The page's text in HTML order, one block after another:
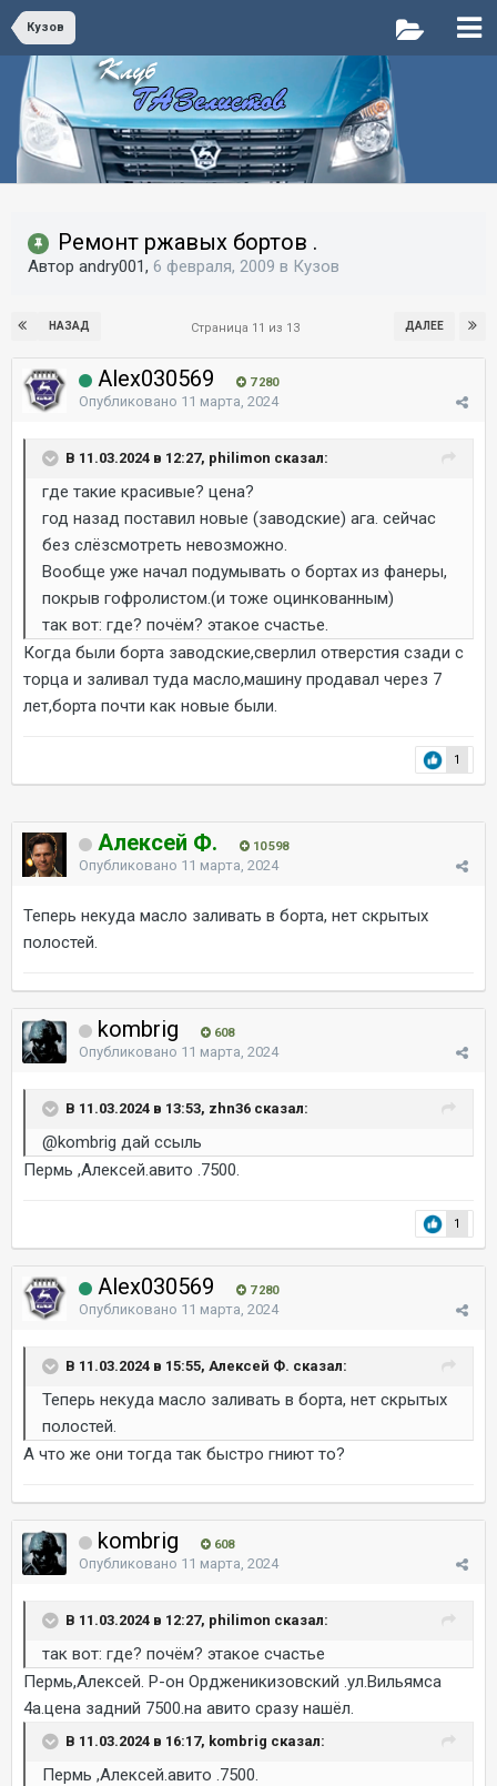
Кузов
Ремонт ржавых бортов .
Автор andry001, 6 февраля, 2009 в Кузов
НАЗАД ДАЛЕЕ
Страница 11 из 13
Alex030569 7 280
Опубликовано 11 марта, 2024
В 11.03.2024 в 12:27, philimon сказал:
где такие красивые? цена?
год назад поставил новые (заводские) ага. сейчас
без слёзсмотреть невозможно.
Вообще уже начал подумывать о бортах из фанеры,
покрыв гофролистом.(и тоже оцинкованным)
так вот: где? почём? этакое счастье.
Когда были борта заводские,сверлил отверстия сзади с
торца и заливал туда масло,машину продавал через 7
лет,борта почти как новые были.
1
Алексей Ф. 10 598
Опубликовано 11 марта, 2024
Теперь некуда масло заливать в борта, нет скрытых
полостей.
kombrig 608
Опубликовано 11 марта, 2024
В 11.03.2024 в 13:53, zhn36 сказал:
@kombrig дай ссыль
Пермь ,Алексей.авито .7500.
1
Alex030569 7 280
Опубликовано 11 марта, 2024
В 11.03.2024 в 15:55, Алексей Ф. сказал:
Теперь некуда масло заливать в борта, нет скрытых
полостей.
А что же они тогда так быстро гниют то?
kombrig 608
Опубликовано 11 марта, 2024
В 11.03.2024 в 12:27, philimon сказал:
так вот: где? почём? этакое счастье
Пермь,Алексей. Р-он Ордженикизовский .ул.Вильямса
4а.цена задний 7500.на авито сразу нашёл.
В 11.03.2024 в 16:17, kombrig сказал:
Пермь ,Алексей.авито .7500.